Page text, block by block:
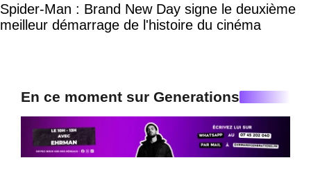
Spider-Man : Brand New Day signe le deuxième
meilleur démarrage de l'histoire du cinéma
En ce moment sur Generations